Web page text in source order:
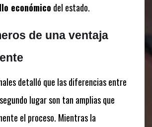
económico del estado.
de una ventaja
detalló que las diferencias entre
lugar son tan amplias que
el proceso. Mientras la